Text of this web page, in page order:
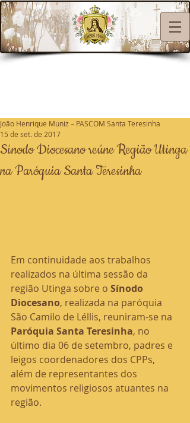
Sínodo Diocesano reúne Região Utinga
na Paróquia Santa Teresinha
João Henrique Muniz – PASCOM Santa Teresinha
15 de set. de 2017
Em continuidade aos trabalhos
realizados na última sessão da
região Utinga sobre o Sínodo
Diocesano, realizada na paróquia
São Camilo de Léllis, reuniram-se na
Paróquia Santa Teresinha, no
último dia 06 de setembro, padres e
leigos coordenadores dos CPPs,
além de representantes dos
movimentos religiosos atuantes na
região.